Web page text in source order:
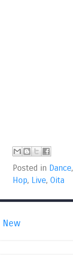
Posted in Dance,
Hop, Live, Oita
New